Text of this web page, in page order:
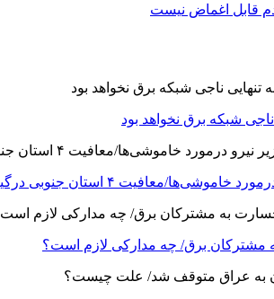
قابل اغماض نیست
شبکه برق نخواهد بود
۴ استان جنوبی درگیر جنگ از قطعی برق
مشترکان برق/ چه مدارکی لازم است؟